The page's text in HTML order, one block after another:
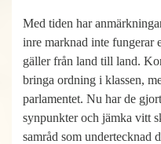
Med tiden har
inre marknad inte fungerar
gäller från land till land.
bringa ordning i klassen,
parlamentet. Nu har de
synpunkter och jämka vitt
samråd som undertecknad